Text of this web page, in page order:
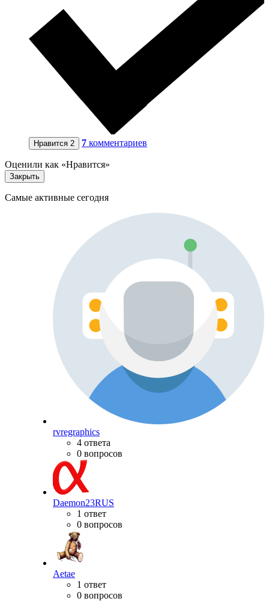
Нравится 2 7 комментариев
Оценили как «Нравится»
Закрыть
Самые активные сегодня
rvregraphics
4 ответа
0 вопросов
Daemon23RUS
1 ответ
0 вопросов
Aetae
1 ответ
0 вопросов